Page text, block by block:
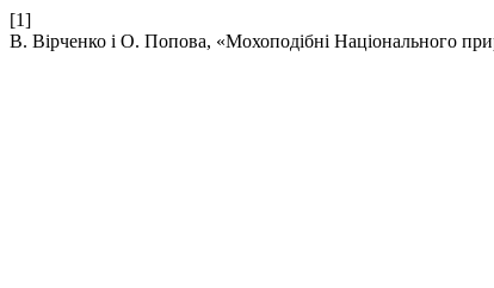
[1]
В. Вірченко і О. Попова, «Мохоподібні Національного